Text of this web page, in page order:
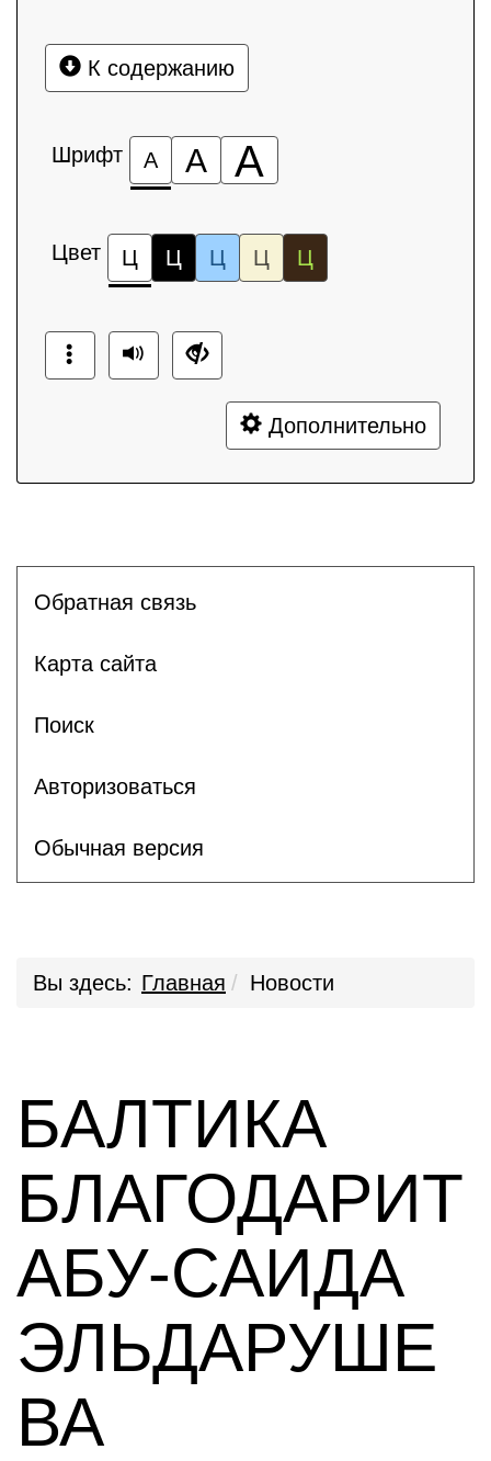
К содержанию
Шрифт А А А
Цвет Ц Ц Ц Ц Ц
Дополнительно
Обратная связь
Карта сайта
Поиск
Авторизоваться
Обычная версия
Вы здесь: Главная Новости
БАЛТИКА
БЛАГОДАРИТ
АБУ-САИДА
ЭЛЬДАРУШЕ
ВА